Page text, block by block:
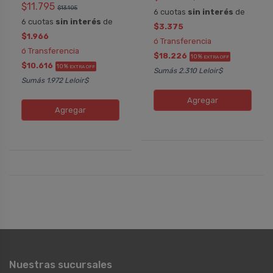
$11.795 $13.105
6 cuotas sin interés de
$1.966
ó Transferencia
$10.616 10% EXTRA OFF
Sumás 1.972 Leloir$
Agregar
6 cuotas sin interés de
$3.375
ó Transferencia
$18.226 10% EXTRA OFF
Sumás 2.310 Leloir$
Agregar
Nuestras sucursales